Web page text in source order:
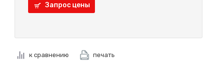
Запрос цены
к сравнению печать